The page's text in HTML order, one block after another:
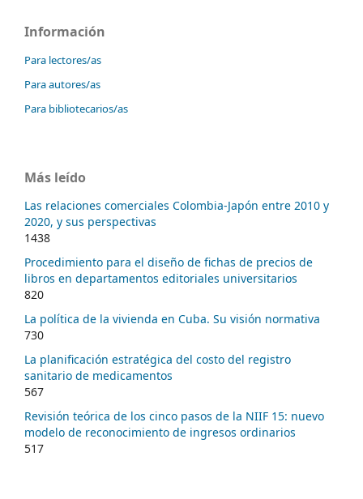
Información
Para lectores/as
Para autores/as
Para bibliotecarios/as
Más leído
Las relaciones comerciales Colombia-Japón entre 2010 y
2020, y sus perspectivas
1438
Procedimiento para el diseño de fichas de precios de
libros en departamentos editoriales universitarios
820
La política de la vivienda en Cuba. Su visión normativa
730
La planificación estratégica del costo del registro
sanitario de medicamentos
567
Revisión teórica de los cinco pasos de la NIIF 15: nuevo
modelo de reconocimiento de ingresos ordinarios
517